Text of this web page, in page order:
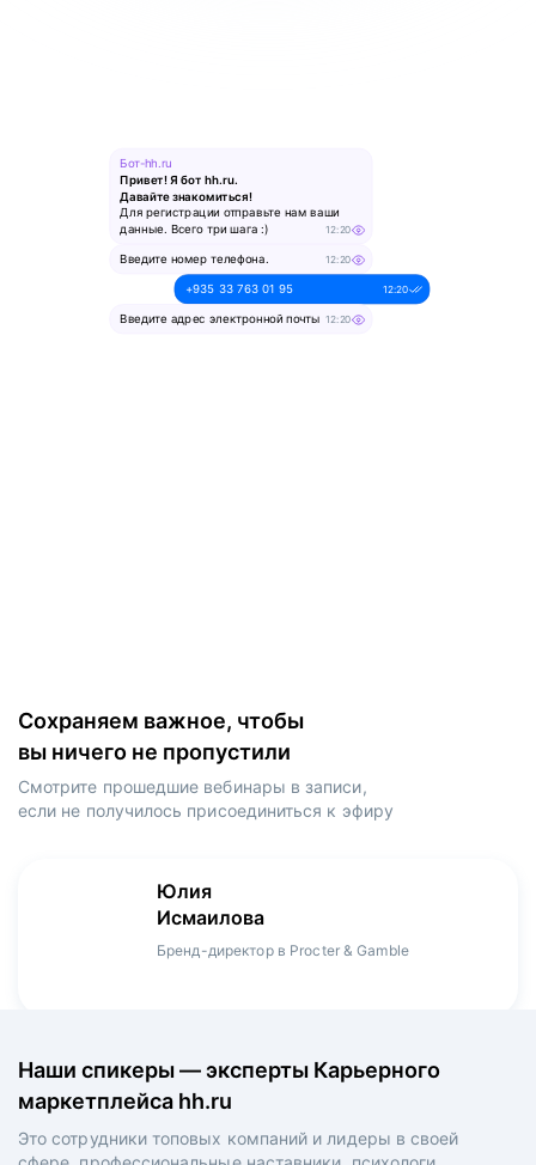
Бот-hh.ru
Привет! Я бот hh.ru.
Давайте знакомиться!
Для регистрации отправьте нам ваши
данные. Всего три шага :)
12:20
Введите номер телефона. 12:20
+935 33 763 01 95 12:20
Введите адрес электронной почты 12:20
Сохраняем важное, чтобы
вы ничего не пропустили
Смотрите прошедшие вебинары в записи,
если не получилось присоединиться к эфиру
Юлия
Исмаилова
Бренд-директор в Procter & Gamble
Игорь
Зуриев
Руководитель ИТ-проектов, международный
Мария
Оборина
Менеджер продукта в hh.ru
Денис
Мерзлов
Креативный директор в XReady Lab, ex-КРОК
Даниил
Харламов
Head Product Manager в Ozon / ex-Huawei,
Наши спикеры — эксперты Карьерного
маркетплейса hh.ru
Это сотрудники топовых компаний и лидеры в своей